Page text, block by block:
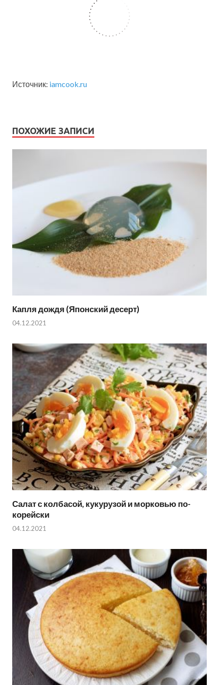
Источник: iamcook.ru
ПОХОЖИЕ ЗАПИСИ
Капля дождя (Японский десерт)
04.12.2021
Салат с колбасой, кукурузой и морковью по-
корейски
04.12.2021